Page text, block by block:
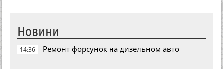
Новини
14:36 Ремонт форсунок на дизельном авто